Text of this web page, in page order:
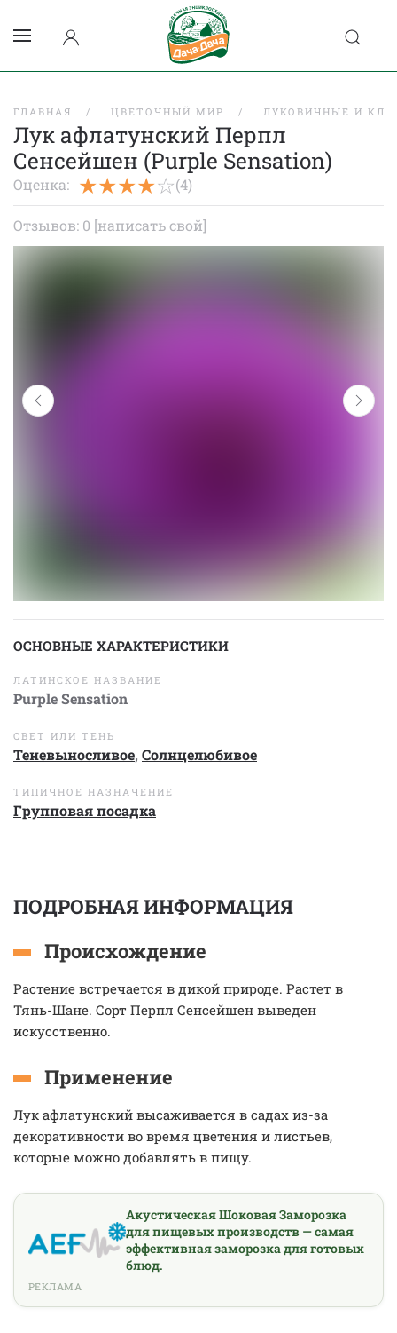
ГЛАВНАЯ ЦВЕТОЧНЫЙ МИР ЛУКОВИЧНЫЕ И
Лук афлатунский Перпл
Сенсейшен (Purple Sensation)
Оценка: (4)
Отзывов: 0 [написать свой]
ОСНОВНЫЕ ХАРАКТЕРИСТИКИ
ЛАТИНСКОЕ НАЗВАНИЕ
Purple Sensation
СВЕТ ИЛИ ТЕНЬ
Теневыносливое, Солнцелюбивое
ТИПИЧНОЕ НАЗНАЧЕНИЕ
Групповая посадка
ПОДРОБНАЯ ИНФОРМАЦИЯ
Происхождение
Растение встречается в дикой природе. Растет в
Тянь-Шане. Сорт Перпл Сенсейшен выведен
искусственно.
Применение
Лук афлатунский высаживается в садах из-за
декоративности во время цветения и листьев,
которые можно добавлять в пищу.
Акустическая Шоковая Заморозка
для пищевых производств — самая
эффективная заморозка для готовых
блюд.
РЕКЛАМА